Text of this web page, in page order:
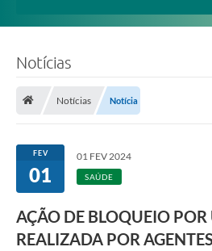
Notícias
Notícias Notícia
FEV
01
01 FEV 2024
SAÚDE
AÇÃO DE BLOQUEIO
REALIZADA POR